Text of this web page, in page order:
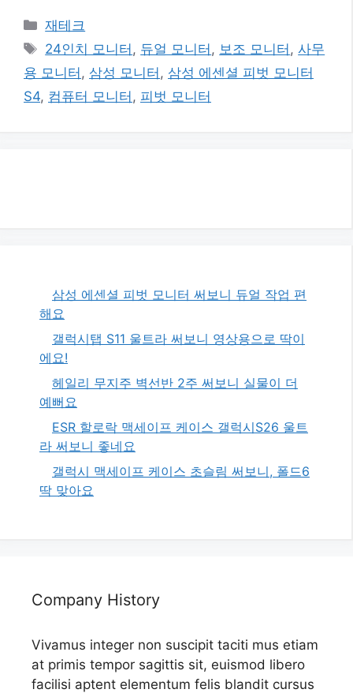
카
테
리
재테크
태
그
24인치 모니터 , 듀얼 모니터 , 보조 모니터 ,사무
용 모니터 , 삼성 모니터 , 삼성 에센셜 피벗 모니터
S4, 컴퓨터 모니터 , 피벗 모니터
삼성 에센셜 피벗 모니터 써보니 듀얼 작업 편
해요
갤럭시탭 S11 울트라 써보니 영상용으로 딱이
에요!
헤일리 무지주 벽선반 2주 써보니 실물이 더
예뻐요
ESR 할로락 맥세이프 케이스 갤럭시S26 울트
라 써보니 좋네요
갤럭시 맥세이프 케이스 초슬림 써보니, 폴드6
딱 맞아요
Company History
Vivamus integer non suscipit taciti mus etiam
at primis tempor sagittis sit, euismod libero
facilisi aptent elementum felis blandit cursus